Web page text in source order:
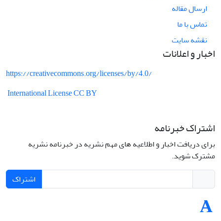
ارسال مقاله
تماس با ما
نقشه سایت
اخبار و اعلانات
https://creativecommons.org/licenses/by/4.0/
International License CC BY
اشتراک خبرنامه
برای دریافت اخبار و اطلاعیه های مهم نشریه در خبرنامه نشریه
مشترک شوید.
اشتراک